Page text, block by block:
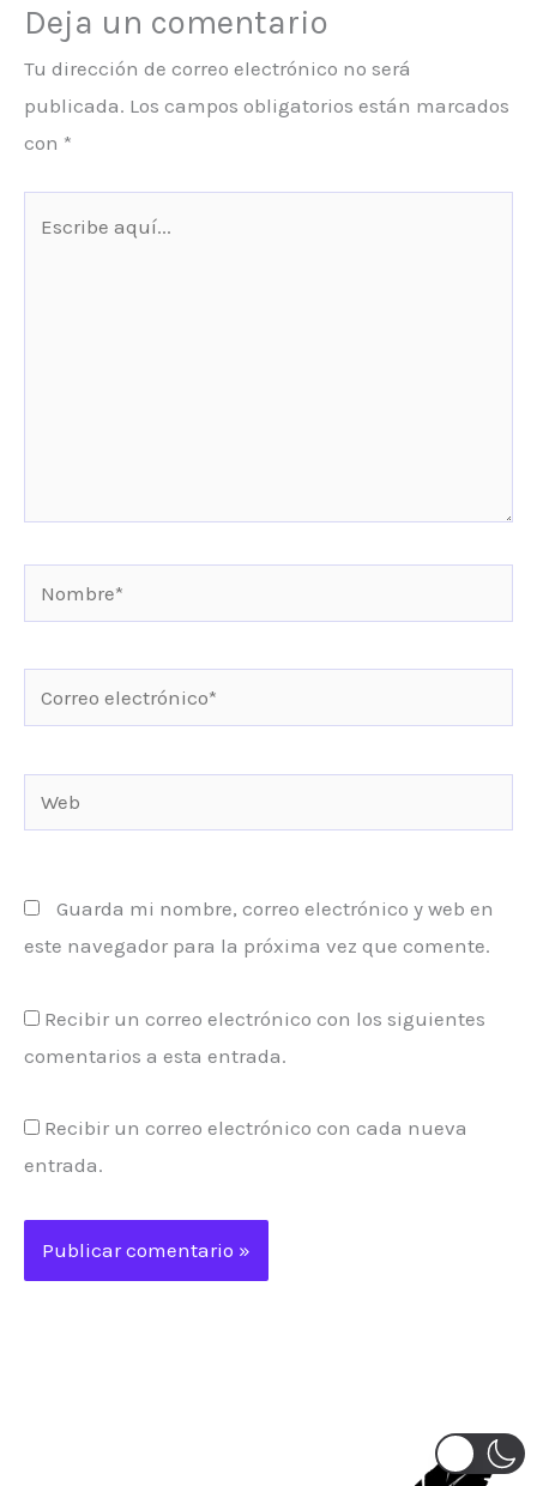
Deja un comentario
Tu dirección de correo electrónico no será
publicada. Los campos obligatorios están marcados
con *
Nombre*
electrónico*
Guarda mi nombre, correo electrónico y web en
este navegador para la próxima vez que comente.
Recibir un correo electrónico con los siguientes
comentarios a esta entrada.
Recibir un correo electrónico con cada nueva
entrada.